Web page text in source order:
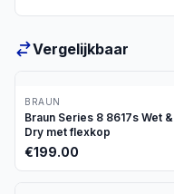
Vergelijkbaar
BRAUN
Braun Series 8 8617s Wet &
Dry met flexkop
€199.00